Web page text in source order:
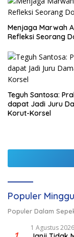
Menjaga Marwah
Refleksi Seorang
Teguh Santosa:
dapat Jadi Juru
Korut-Korsel
Populer
Populer Dalam
1 Agustus 2026